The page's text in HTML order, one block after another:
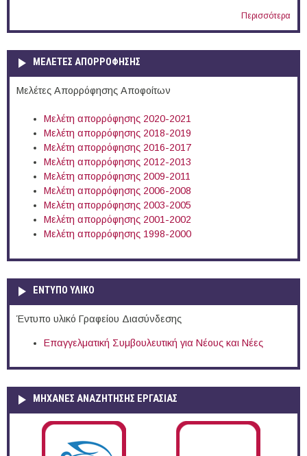
Περισσότερα
ΜΕΛΕΤΕΣ ΑΠΟΡΡΟΦΗΣΗΣ
Μελέτες Απορρόφησης Αποφοίτων
Μελέτη απορρόφησης 2020-2021
Μελέτη απορρόφησης 2018-2019
Μελέτη απορρόφησης 2016-2017
Μελέτη απορρόφησης 2012-2013
Μελέτη απορρόφησης 2009-2011
Μελέτη απορρόφησης 2006-2008
Μελέτη απορρόφησης 2003-2005
Μελέτη απορρόφησης 2001-2002
Μελέτη απορρόφησης 1998-2000
ΕΝΤΥΠΟ ΥΛΙΚΟ
Έντυπο υλικό Γραφείου Διασύνδεσης
Επαγγελματική Συμβουλευτική για Νέους και Νέες
ΜΗΧΑΝΕΣ ΑΝΑΖΗΤΗΣΗΣ ΕΡΓΑΣΙΑΣ